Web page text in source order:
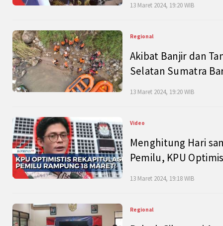
13 Maret 2024, 19:20 WIB
Regional
Akibat Banjir dan
Selatan Sumatra
13 Maret 2024, 19:20 WIB
Video
Menghitung Hari
Pemilu, KPU
13 Maret 2024, 19:18 WIB
Regional